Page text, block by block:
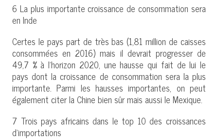
6 La plus importante croissance de consommation sera
en Inde
Certes le pays part de très bas (1,81 million de caisses
consommées en 2016) mais il devrait progresser de
49,7 % à l'horizon 2020, une hausse qui fait de lui le
pays dont la croissance de consommation sera la plus
importante. Parmi les hausses importantes, on peut
également citer la Chine bien sûr mais aussi le Mexique.
7 Trois pays africains dans le top 10 des croissances
d’importations